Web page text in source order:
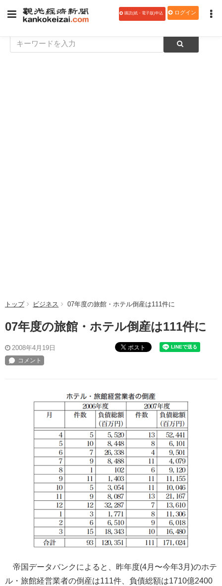
購読(紙・電子版)申込 ログイン
トップ ビジネス 07年度の旅館・ホテル倒産は111件に
07年度の旅館・ホテル倒産は111件に
2008年4月19日 ポスト
帝国データバンクによると、昨年度(4月〜今年3月)のホテ
ル・旅館経営業者の倒産は111件、負債総額は1710億2400